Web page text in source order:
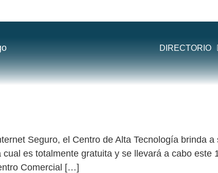
DIRECTORIO
Seguro, el Centro de Alta Tecnología brinda
es totalmente gratuita y se llevará a cabo
Comercial […]